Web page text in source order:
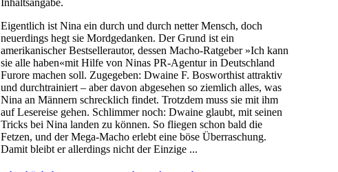
Inhaltsangabe.
Eigentlich ist Nina ein durch und durch netter Mensch, doch
neuerdings hegt sie Mordgedanken. Der Grund ist ein
amerikanischer Bestsellerautor, dessen Macho-Ratgeber »Ich kann
sie alle haben«mit Hilfe von Ninas PR-Agentur in Deutschland
Furore machen soll. Zugegeben: Dwaine F. Bosworthist attraktiv
und durchtrainiert – aber davon abgesehen so ziemlich alles, was
Nina an Männern schrecklich findet. Trotzdem muss sie mit ihm
auf Lesereise gehen. Schlimmer noch: Dwaine glaubt, mit seinen
Tricks bei Nina landen zu können. So fliegen schon bald die
Fetzen, und der Mega-Macho erlebt eine böse Überraschung.
Damit bleibt er allerdings nicht der Einzige ...